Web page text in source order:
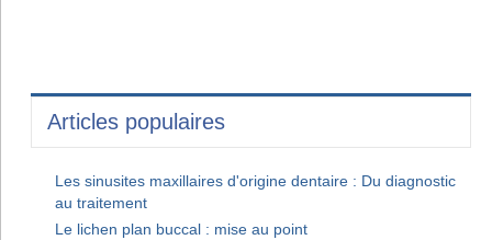
Articles populaires
Les sinusites maxillaires d'origine dentaire : Du diagnostic
au traitement
Le lichen plan buccal : mise au point